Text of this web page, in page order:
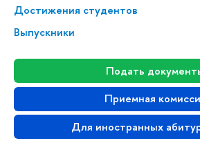
Достижения студентов
Выпускники
Подать
Приемная
Для иностранных